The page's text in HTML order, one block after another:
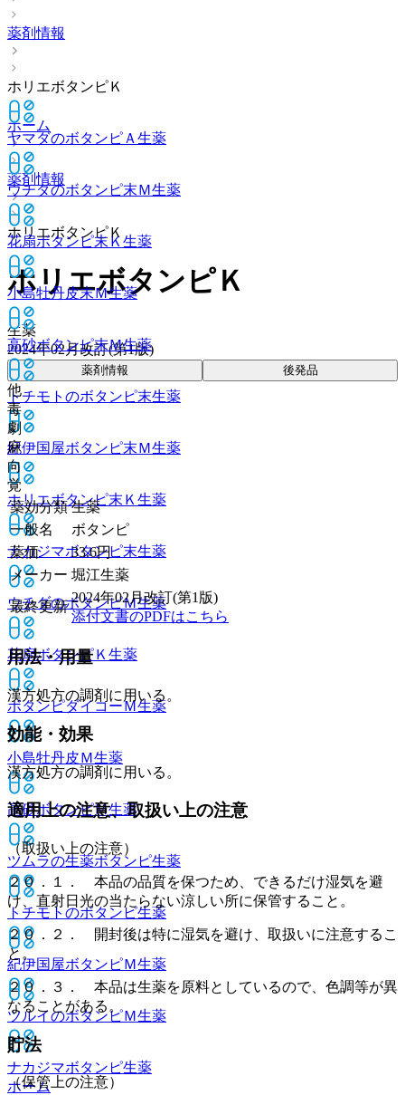
薬剤情報
ホリエボタンピＫ
ヤマダのボタンピＡ 生薬
ウチダのボタンピ末Ｍ生薬
花扇ボタンピ末Ｋ生薬
小島牡丹皮末Ｍ生薬
高砂ボタンピ末Ｍ生薬
トチモトのボタンピ末生薬
紀伊国屋ボタンピ末Ｍ生薬
ホリエボタンピ末Ｋ 生薬
ナカジマボタンピ末生薬
ウチダのボタンピＭ生薬
花扇ボタンピＫ 生薬
ボタンピダイコーＭ生薬
小島牡丹皮Ｍ生薬
高砂ボタンピＭ生薬
ツムラの生薬ボタンピ生薬
トチモトのボタンピ生薬
紀伊国屋ボタンピＭ生薬
ツルイのボタンピＭ生薬
ナカジマボタンピ生薬
ホーム
ホーム
薬剤情報
ホリエボタンピＫ
ホリエボタンピＫ
生薬
2024年02月改訂(第1版)
薬剤情報 後発品
他
毒
劇
麻
向
覚
薬効分類 生薬
一般名
ボタンピ
薬価
33.6円
メーカー 堀江生薬
最終更新
2024年02月改訂(第1版)
添付文書のPDFはこちら
用法・用量
漢方処方の調剤に用いる。
効能・効果
漢方処方の調剤に用いる。
適用上の注意、取扱い上の注意
（取扱い上の注意）
２０．１． 本品の品質を保つため、できるだけ湿気を避
け、直射日光の当たらない涼しい所に保管すること。
２０．２． 開封後は特に湿気を避け、取扱いに注意するこ
と。
２０．３． 本品は生薬を原料としているので、色調等が異
なることがある。
貯法
（保管上の注意）